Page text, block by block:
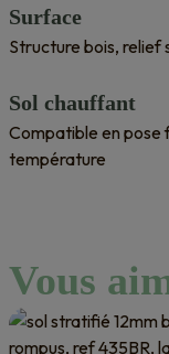
Surface
Structure bois, relief
Sol chauffant
Compatible en pose
température
Vous